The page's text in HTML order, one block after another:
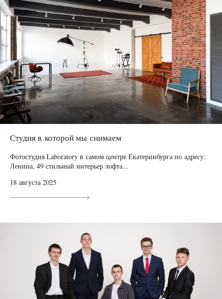
Студия в которой мы снимаем
Фотостудия Laboratory в самом центре Екатеринбурга по адресу:
Ленина, 49 стильный интерьер лофта...
18 августа 2025